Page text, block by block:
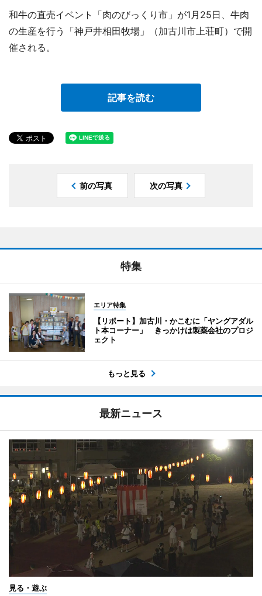
和牛の直売イベント「肉のびっくり市」が1月25日、牛肉
の生産を行う「神戸井相田牧場」（加古川市上荘町）で開
催される。
記事を読む
前の写真 次の写真
特集
エリア特集
【リポート】加古川・かこむに「ヤングアダル
ト本コーナー」 きっかけは製薬会社のプロジ
ェクト
もっと見る
最新ニュース
見る・遊ぶ